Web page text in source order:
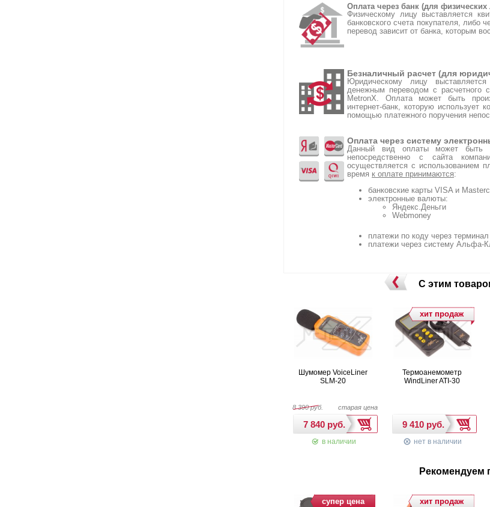
Оплата через банк (для физических
Физическому лицу выставляется
банковского счета покупателя, либо
перевод зависит от банка, которым
Безналичный расчет (для
Юридическому лицу
денежным переводом с расчетного
MetronX. Оплата может быть
интернет-банк, которую использует
помощью платежного поручения
Оплата через систему
Данный вид оплаты может быть
непосредственно с сайта
осуществляется с использованием
время к оплате принимаются:
банковские карты VISA и
электронные валюты:
Яндекс.Деньги
Webmoney
платежи по коду через терминал
платежи через систему Альфа-
С этим
Шумомер VoiceLiner
SLM-20
8 390 руб. старая цена
в наличии
хит продаж
Термоанемометр
WindLiner ATI-30
нет в наличии
Рекомендуем
супер цена хит продаж